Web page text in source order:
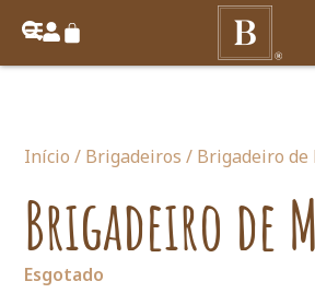
Início / Brigadeiros / Brigadeiro de
Brigadeiro de
Esgotado